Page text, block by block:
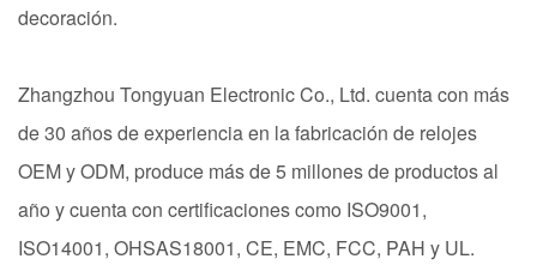
decoración.
Zhangzhou Tongyuan Electronic Co., Ltd. cuenta con más
de 30 años de experiencia en la fabricación de relojes
OEM y ODM, produce más de 5 millones de productos al
año y cuenta con certificaciones como ISO9001,
ISO14001, OHSAS18001, CE, EMC, FCC, PAH y UL.